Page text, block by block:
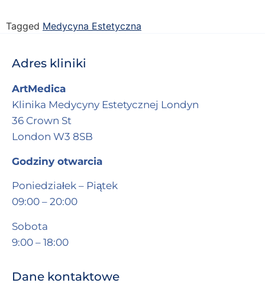
Tagged Medycyna Estetyczna
Adres kliniki
ArtMedica
Klinika Medycyny Estetycznej Londyn
36 Crown St
London W3 8SB
Godziny otwarcia
Poniedziałek – Piątek
09:00 – 20:00
Sobota
9:00 – 18:00
Dane kontaktowe